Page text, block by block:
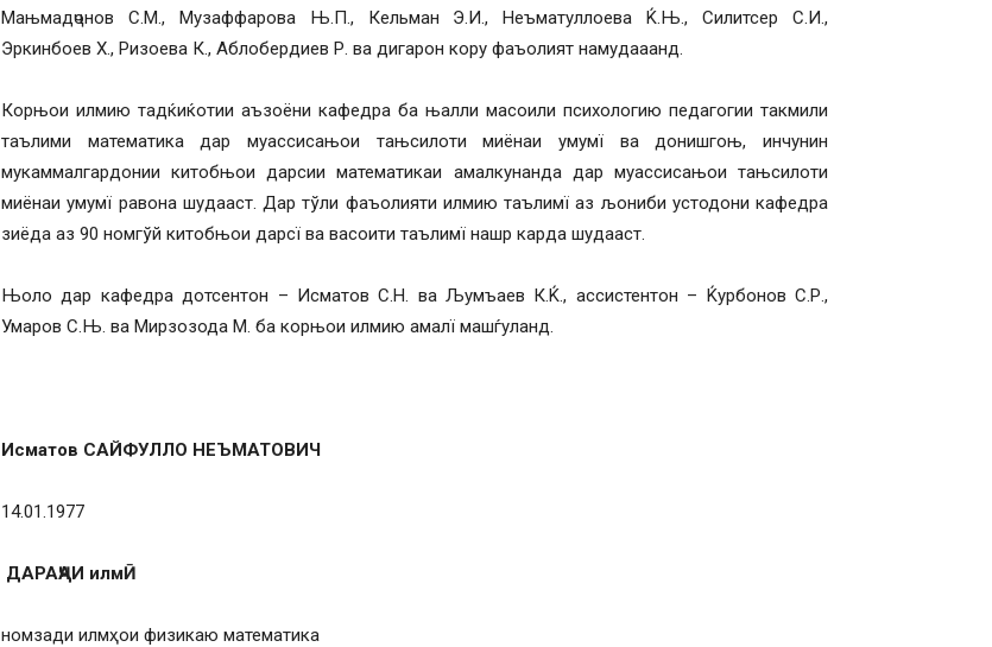
Мањмадҷонов С.М., Музаффарова Њ.П., Кельман Э.И., Неъматуллоева Ќ.Њ., Силитсер С.И.,
Эркинбоев Х., Ризоева К., Аблобердиев Р. ва дигарон кору фаъолият намудааанд.
Корњои илмию тадќиќотии аъзоёни кафедра ба њалли масоили психологию педагогии такмили
таълими математика дар муассисањои тањсилоти миёнаи умумї ва донишгоњ, инчунин
мукаммалгардонии китобњои дарсии математикаи амалкунанда дар муассисањои тањсилоти
миёнаи умумї равона шудааст. Дар тўли фаъолияти илмию таълимї аз љониби устодони кафедра
зиёда аз 90 номгўй китобњои дарсї ва васоити таълимї нашр карда шудааст.
Њоло дар кафедра дотсентон – Исматов С.Н. ва Љумъаев К.Ќ., ассистентон – Ќурбонов С.Р.,
Умаров С.Њ. ва Мирзозода М. ба корњои илмию амалї машѓуланд.
Исматов САЙФУЛЛО НЕЪМАТОВИЧ
14.01.1977
ДАРАҶАИ илмӢ
номзади илмҳои физикаю математика